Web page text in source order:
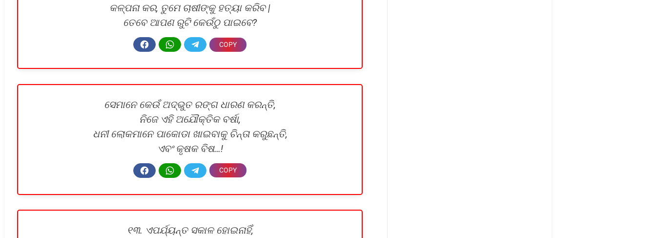
କଳ୍ପନା କର, ତୁମେ ଚାଷୀଙ୍କୁ ହତ୍ୟା କରିବ |
ତେବେ ଆପଣ ରୁଟି କେଉଁଠୁ ପାଇବେ?
ସେମାନେ କେଉଁ ଅଦ୍ଭୁତ ରଙ୍ଗ ଧାରଣ କରନ୍ତି,
ନିଜେ ଏହି ଅଯୌକ୍ତିକ ବର୍ଷା,
ଧନୀ ଲୋକମାନେ ପାକୋଡା ଖାଇବାକୁ ଚିନ୍ତା କରୁଛନ୍ତି,
ଏବଂ କୃଷକ ବିଷ…!
୧୩. ଏପର୍ଯ୍ୟନ୍ତ ସକାଳ ହୋଇନାହିଁ,